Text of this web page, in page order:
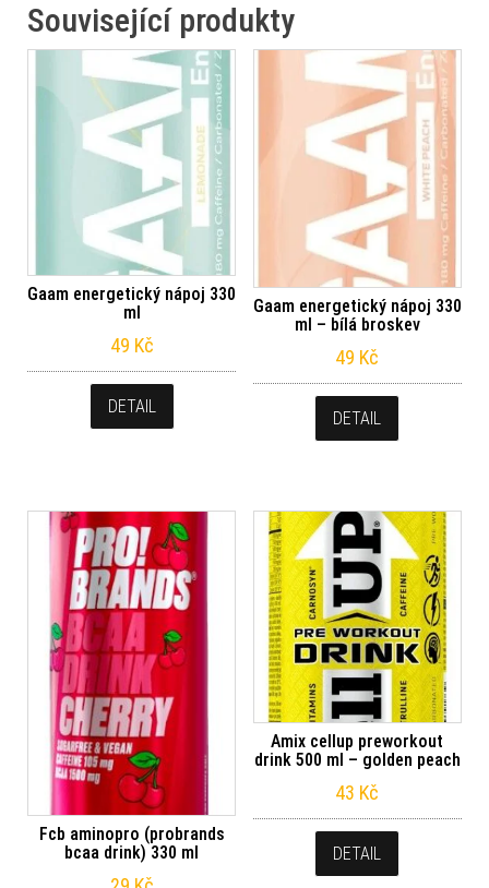
Související produkty
Gaam energetický nápoj 330
ml
49 Kč
DETAIL
Gaam energetický nápoj 330
ml – bílá broskev
49 Kč
DETAIL
Fcb aminopro (probrands
bcaa drink) 330 ml
Amix cellup preworkout
drink 500 ml – golden peach
43 Kč
DETAIL